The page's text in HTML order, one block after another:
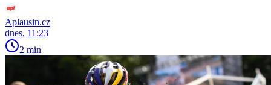
Aplausin.cz
dnes, 11:23
2 min